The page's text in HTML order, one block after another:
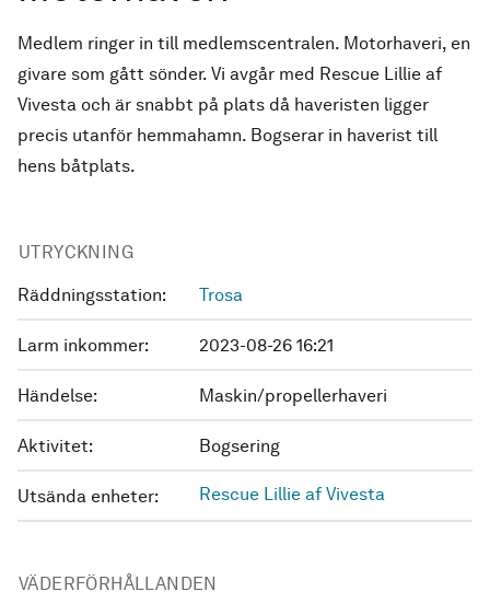
Medlem ringer in till medlemscentralen. Motorhaveri, en
givare som gått sönder. Vi avgår med Rescue Lillie af
Vivesta och är snabbt på plats då haveristen ligger
precis utanför hemmahamn. Bogserar in haverist till
hens båtplats.
UTRYCKNING
Räddningsstation: Trosa
Larm inkommer: 2023-08-26 16:21
Händelse: Maskin/propellerhaveri
Aktivitet: Bogsering
Utsända enheter: Rescue Lillie af Vivesta
VÄDERFÖRHÅLLANDEN